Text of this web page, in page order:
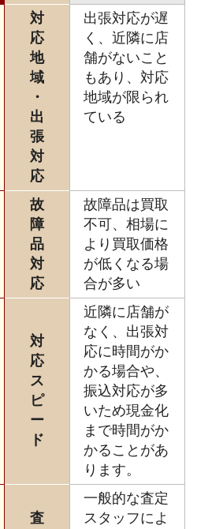
対
応
地
域
・
出
張
対
応
出張対応が遅
く、近隣に店
舗がないこと
もあり、対応
地域が限られ
ている
故
障
品
対
応
故障品は買取
不可、相場に
より買取価格
が低くなる場
合が多い
対
応
ス
ピ
ー
ド
近隣に店舗が
なく、出張対
応に時間がか
かる場合や、
振込対応が多
いため現金化
まで時間がか
かることがあ
ります。
査
一般的な査定
スタッフによ